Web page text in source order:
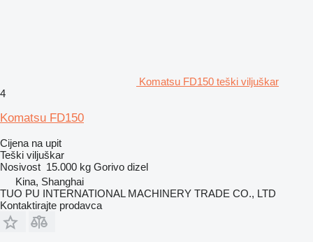
Komatsu FD150 teški viljuškar
4
Komatsu FD150
Cijena na upit
Teški viljuškar
Nosivost 15.000 kg Gorivo dizel
Kina, Shanghai
TUO PU INTERNATIONAL MACHINERY TRADE CO., LTD
Kontaktirajte prodavca